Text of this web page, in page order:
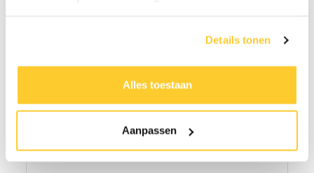
Details tonen
Alles toestaan
Aanpassen
Inboedelopslag